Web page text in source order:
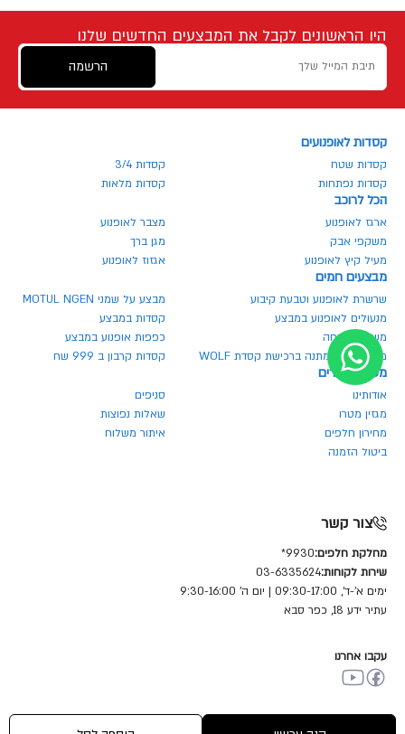
היו הראשונים לקבל את המבצעים החדשים שלנו
הרשמה
קסדות לאופנועים
קסדות שטח
קסדות 3/4
קסדות נפתחות
קסדות מלאות
הכל לרוכב
ארגז לאופנוע
מצבר לאופנוע
משקפי אבק
מגן ברך
מעיל קיץ לאופנוע
אגזוז לאופנוע
מבצעים חמים
שרשרת לאופנוע וטבעת קיבוע
מבצע על שמני MOTUL NGEN
מנעולים לאופנוע במבצע
קסדות במבצע
משקף בהנחה
כפפות אופנוע במבצע
משקף אבק מתנה ברכישת קסדת WOLF
קסדות קרבון ב 999 שח
מטרו אביזרים
אודותינו
סניפים
מגזין מטרו
שאלות נפוצות
מחירון חלפים
איתור משלוח
ביטול הזמנה
צור קשר
מחלקת חלפים:9930*
שירות לקוחות:03-6335624
ימים א'-ד', 09:30-17:00 | יום ה' 9:30-16:00
עתיר ידע 18, כפר סבא
עקבו אחרנו
© כל הזכויות שמורות מטרו מוטור שיווק (1981) בע"מ